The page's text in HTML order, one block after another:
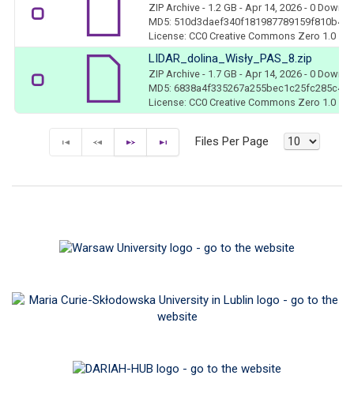
ZIP Archive - 1.2 GB - Apr 14, 2026 - 0
MD5: 510d3daef340f181987789159f810b47
License: CC0 Creative Commons Zero 1.0
LIDAR_dolina_Wisły_PAS_8.zip
ZIP Archive - 1.7 GB - Apr 14, 2026 - 0
MD5: 6838a4f335267a255bec1c25fc285c4e
License: CC0 Creative Commons Zero 1.0
F P N E Files Per Page